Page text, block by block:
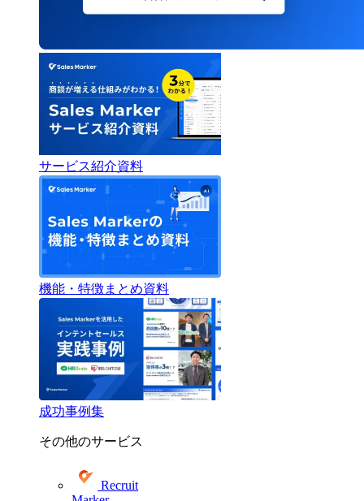
サービス紹介資料
機能・特徴まとめ資料
成功事例集
その他のサービス
Recruit